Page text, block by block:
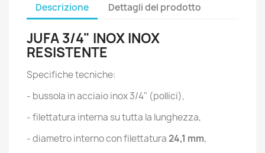
Descrizione Dettagli del prodotto
JUFA 3/4" INOX INOX
RESISTENTE
Specifiche tecniche:
- bussola in acciaio inox 3/4" (pollici),
- filettatura interna su tutta la lunghezza,
- diametro interno con filettatura 24,1 mm,